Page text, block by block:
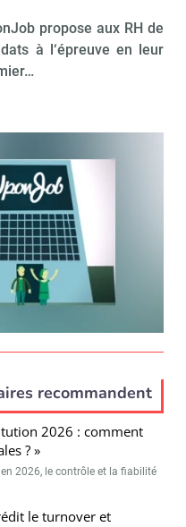
propose aux RH de
à l‘épreuve en leur
recommandent
2026 : comment
? »
2026, le contrôle et la fiabilité
le turnover et